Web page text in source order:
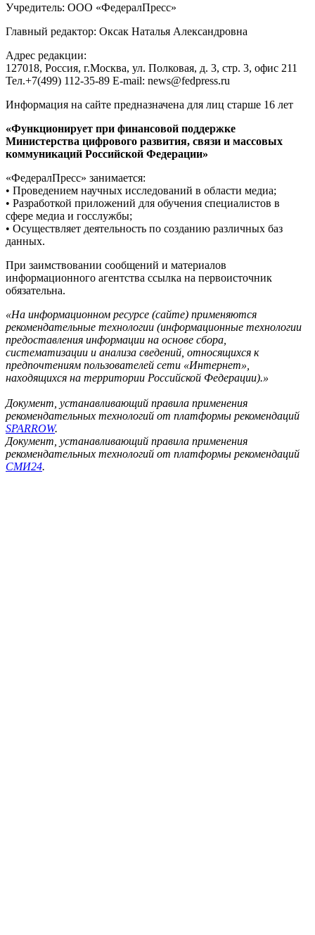
Учредитель: ООО «ФедералПресс»
Главный редактор: Оксак Наталья Александровна
Адрес редакции:
127018, Россия, г.Москва, ул. Полковая, д. 3, стр. 3, офис 211
Тел.+7(499) 112-35-89 E-mail: news@fedpress.ru
Информация на сайте предназначена для лиц старше 16 лет
«Функционирует при финансовой поддержке
Министерства цифрового развития, связи и массовых
коммуникаций Российской Федерации»
«ФедералПресс» занимается:
• Проведением научных исследований в области медиа;
• Разработкой приложений для обучения специалистов в
сфере медиа и госслужбы;
• Осуществляет деятельность по созданию различных баз
данных.
При заимствовании сообщений и материалов
информационного агентства ссылка на первоисточник
обязательна.
«На информационном ресурсе (сайте) применяются
рекомендательные технологии (информационные технологии
предоставления информации на основе сбора,
систематизации и анализа сведений, относящихся к
предпочтениям пользователей сети «Интернет»,
находящихся на территории Российской Федерации).»
Документ, устанавливающий правила применения
рекомендательных технологий от платформы рекомендаций
SPARROW.
Документ, устанавливающий правила применения
рекомендательных технологий от платформы рекомендаций
СМИ24.